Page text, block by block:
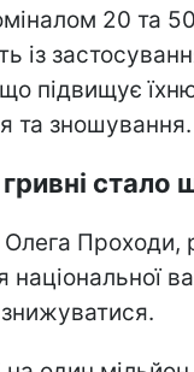
20 та
із
підвищує
та зношування.
Проходи,
національної